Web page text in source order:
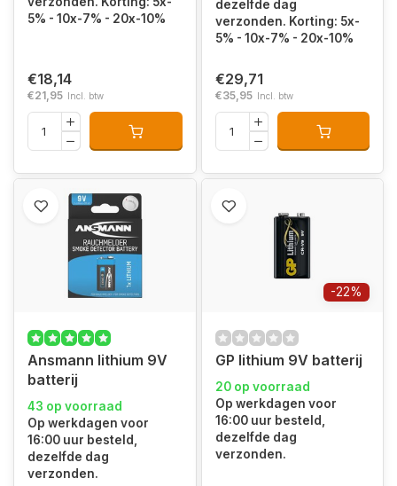
5% - 10x-7% - 20x-10%
€18,14
€21,95 Incl. btw
dezelfde dag
verzonden. Korting: 5x-
5% - 10x-7% - 20x-10%
€29,71
€35,95 Incl. btw
Ansmann lithium 9V
batterij
43 op voorraad
Op werkdagen voor
16:00 uur besteld,
dezelfde dag
verzonden.
-22%
GP lithium 9V batterij
20 op voorraad
Op werkdagen voor
16:00 uur besteld,
dezelfde dag
verzonden.